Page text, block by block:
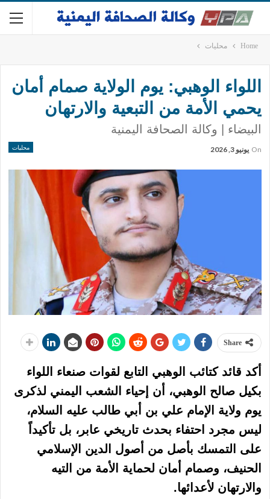
Home محليات
اللواء الوهبي: يوم الولاية صمام أمان
يحمي الأمة من التبعية والارتهان
البيضاء | وكالة الصحافة اليمنية
محليات On يونيو 3, 2026
Share
أكد قائد كتائب الوهبي التابع لقوات صنعاء اللواء
بكيل صالح الوهبي، أن إحياء الشعب اليمني لذكرى
يوم ولاية الإمام علي بن أبي طالب عليه السلام،
ليس مجرد احتفاء بحدث تاريخي عابر، بل تأكيداً
على التمسك بأصل من أصول الدين الإسلامي
الحنيف، وصمام أمان لحماية الأمة من التيه
والارتهان لأعدائها.